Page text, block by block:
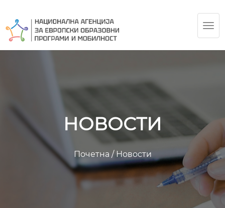
НОВОСТИ
Почетна /Новости